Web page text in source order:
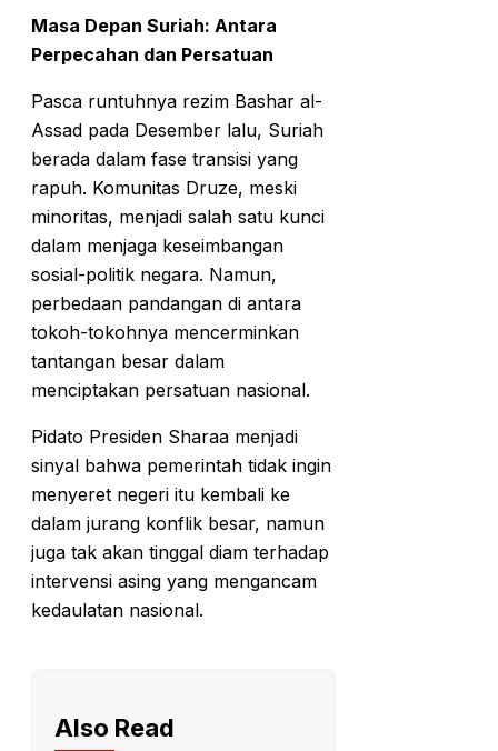
Masa Depan Suriah: Antara
Perpecahan dan Persatuan
Pasca runtuhnya rezim Bashar al-
Assad pada Desember lalu, Suriah
berada dalam fase transisi yang
rapuh. Komunitas Druze, meski
minoritas, menjadi salah satu kunci
dalam menjaga keseimbangan
sosial-politik negara. Namun,
perbedaan pandangan di antara
tokoh-tokohnya mencerminkan
tantangan besar dalam
menciptakan persatuan nasional.
Pidato Presiden Sharaa menjadi
sinyal bahwa pemerintah tidak ingin
menyeret negeri itu kembali ke
dalam jurang konflik besar, namun
juga tak akan tinggal diam terhadap
intervensi asing yang mengancam
kedaulatan nasional.
Also Read